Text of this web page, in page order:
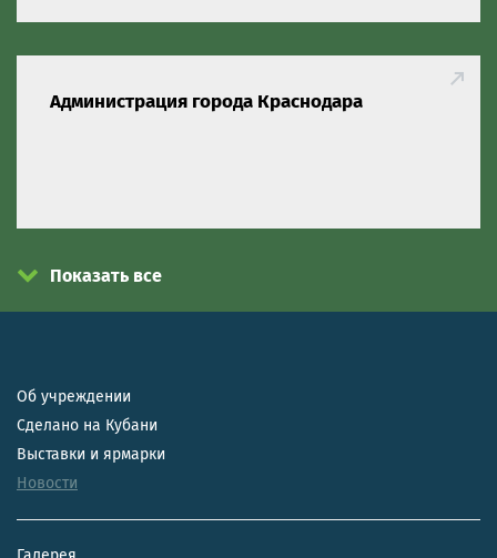
Администрация города Краснодара
Показать все
Об учреждении
Сделано на Кубани
Выставки и ярмарки
Новости